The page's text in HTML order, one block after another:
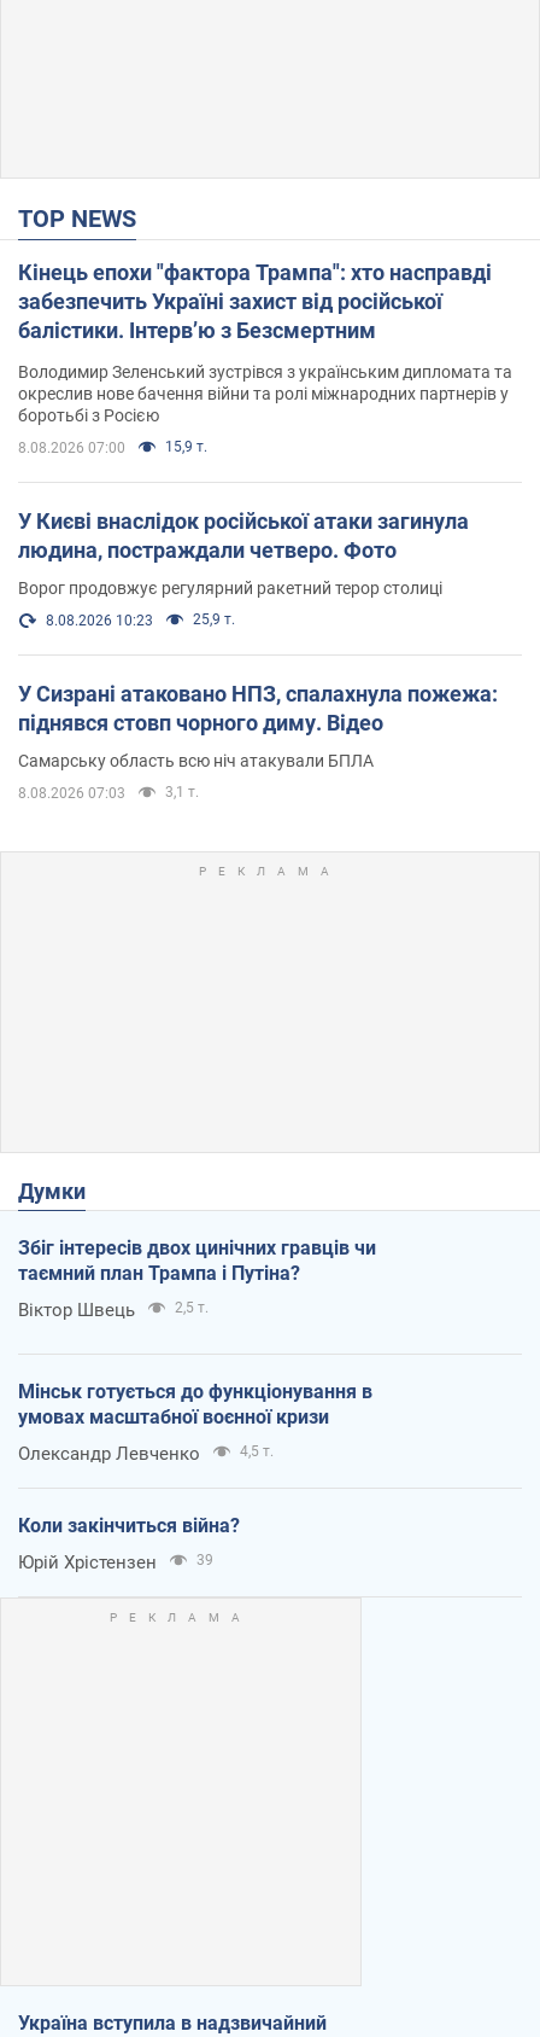
TOP NEWS
Кінець епохи "фактора Трампа": хто насправді
забезпечить Україні захист від російської
балістики. Інтерв’ю з Безсмертним
Володимир Зеленський зустрівся з українським дипломата та
окреслив нове бачення війни та ролі міжнародних партнерів у
боротьбі з Росією
8.08.2026 07:00 15,9 т.
У Києві внаслідок російської атаки загинула
людина, постраждали четверо. Фото
Ворог продовжує регулярний ракетний терор столиці
8.08.2026 10:23 25,9 т.
У Сизрані атаковано НПЗ, спалахнула пожежа:
піднявся стовп чорного диму. Відео
Самарську область всю ніч атакували БПЛА
8.08.2026 07:03 3,1 т.
Думки
Збіг інтересів двох цинічних гравців чи
таємний план Трампа і Путіна?
Віктор Швець 2,5 т.
Мінськ готується до функціонування в
умовах масштабної воєнної кризи
Олександр Левченко 4,5 т.
Коли закінчиться війна?
Юрій Хрістензен 39
Україна вступила в надзвичайний